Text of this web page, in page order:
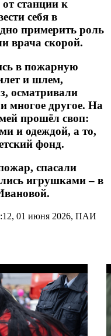
станции к
себя в
примерить роль
врача скорой.
в пожарную
и шлем,
осматривали
многое другое. На
прошёл своп:
и одеждой, а то,
фонд.
спасали
игрушками – в
01 июня 2026, ПАИ